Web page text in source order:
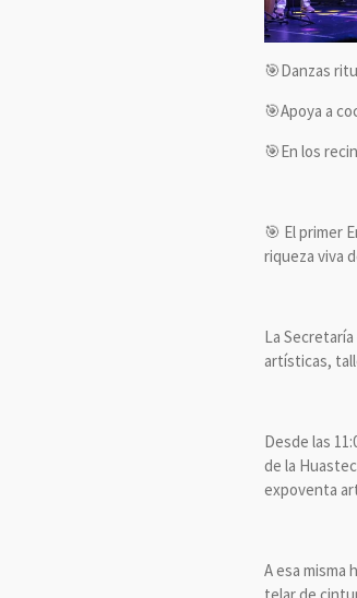
🎯Danzas
🎯Apoya a
🎯En los
🎯 El primer
riqueza viva
La
artísticas,
Desde las
de la
expoventa
A esa misma